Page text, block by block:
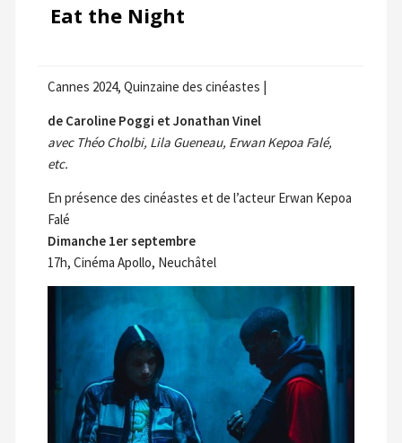
Eat the Night
Cannes 2024, Quinzaine des cinéastes |
de Caroline Poggi et Jonathan Vinel
avec Théo Cholbi, Lila Gueneau, Erwan Kepoa Falé,
etc.
En présence des cinéastes et de l’acteur Erwan Kepoa
Falé
Dimanche 1er septembre
17h, Cinéma Apollo, Neuchâtel